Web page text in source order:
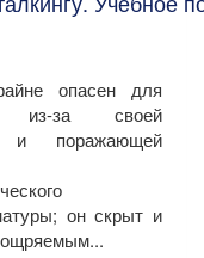
опасен для
из-за своей
и поражающей
он скрыт и